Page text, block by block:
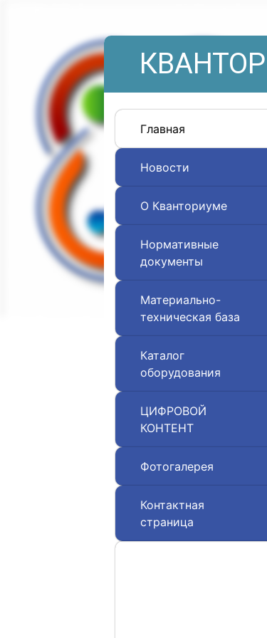
Главная
Новости
О Кванториуме
Нормативные
документы
Материально-
техническая база
Каталог
оборудования
ЦИФРОВОЙ
КОНТЕНТ
Фотогалерея
Контактная
страница